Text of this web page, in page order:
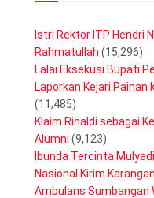
Istri Rektor ITP Hendri
Rahmatullah (15,296)
Lalai Eksekusi Bupati
Laporkan Kejari
(11,485)
Klaim Rinaldi sebagai
Alumni (9,123)
Ibunda Tercinta
Nasional Kirim
Ambulans Sumbangan